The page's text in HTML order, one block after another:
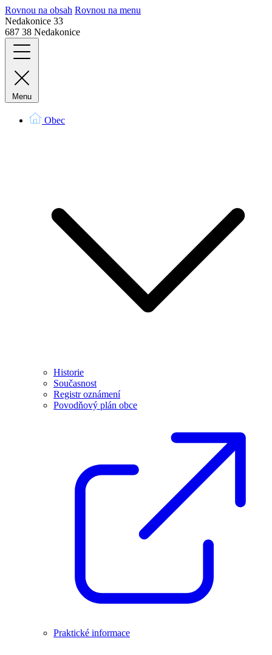
Rovnou na obsah Rovnou na menu
Nedakonice 33
687 38 Nedakonice
Menu
Obec
Historie
Současnost
Registr oznámení
Povodňový plán obce
Praktické informace